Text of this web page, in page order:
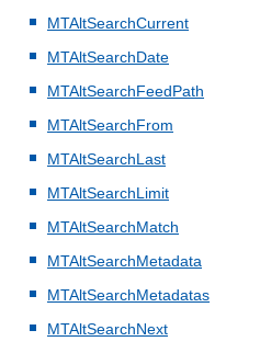
MTAltSearchCurrent
MTAltSearchDate
MTAltSearchFeedPath
MTAltSearchFrom
MTAltSearchLast
MTAltSearchLimit
MTAltSearchMatch
MTAltSearchMetadata
MTAltSearchMetadatas
MTAltSearchNext